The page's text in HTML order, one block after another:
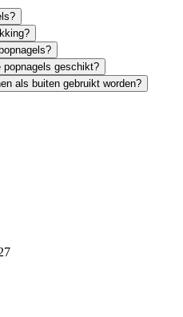
popnagels geschikt?
als buiten gebruikt worden?